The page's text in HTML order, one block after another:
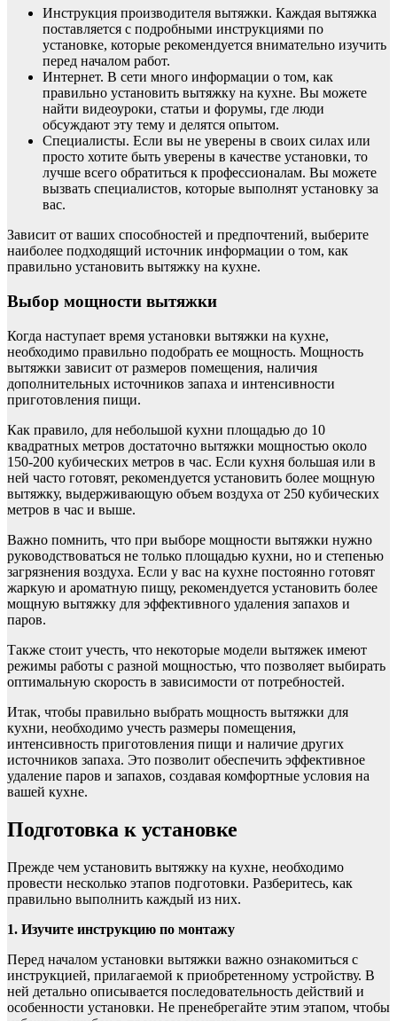
Инструкция производителя вытяжки. Каждая вытяжка
поставляется с подробными инструкциями по
установке, которые рекомендуется внимательно изучить
перед началом работ.
Интернет. В сети много информации о том, как
правильно установить вытяжку на кухне. Вы можете
найти видеоуроки, статьи и форумы, где люди
обсуждают эту тему и делятся опытом.
Специалисты. Если вы не уверены в своих силах или
просто хотите быть уверены в качестве установки, то
лучше всего обратиться к профессионалам. Вы можете
вызвать специалистов, которые выполнят установку за
вас.
Зависит от ваших способностей и предпочтений, выберите
наиболее подходящий источник информации о том, как
правильно установить вытяжку на кухне.
Выбор мощности вытяжки
Когда наступает время установки вытяжки на кухне,
необходимо правильно подобрать ее мощность. Мощность
вытяжки зависит от размеров помещения, наличия
дополнительных источников запаха и интенсивности
приготовления пищи.
Как правило, для небольшой кухни площадью до 10
квадратных метров достаточно вытяжки мощностью около
150-200 кубических метров в час. Если кухня большая или в
ней часто готовят, рекомендуется установить более мощную
вытяжку, выдерживающую объем воздуха от 250 кубических
метров в час и выше.
Важно помнить, что при выборе мощности вытяжки нужно
руководствоваться не только площадью кухни, но и степенью
загрязнения воздуха. Если у вас на кухне постоянно готовят
жаркую и ароматную пищу, рекомендуется установить более
мощную вытяжку для эффективного удаления запахов и
паров.
Также стоит учесть, что некоторые модели вытяжек имеют
режимы работы с разной мощностью, что позволяет выбирать
оптимальную скорость в зависимости от потребностей.
Итак, чтобы правильно выбрать мощность вытяжки для
кухни, необходимо учесть размеры помещения,
интенсивность приготовления пищи и наличие других
источников запаха. Это позволит обеспечить эффективное
удаление паров и запахов, создавая комфортные условия на
вашей кухне.
Подготовка к установке
Прежде чем установить вытяжку на кухне, необходимо
провести несколько этапов подготовки. Разберитесь, как
правильно выполнить каждый из них.
1. Изучите инструкцию по монтажу
Перед началом установки вытяжки важно ознакомиться с
инструкцией, прилагаемой к приобретенному устройству. В
ней детально описывается последовательность действий и
особенности установки. Не пренебрегайте этим этапом, чтобы